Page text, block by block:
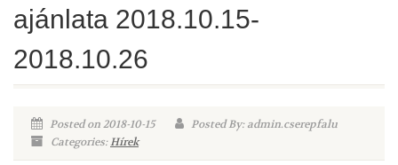
ajánlata 2018.10.15-
2018.10.26
Posted on 2018-10-15
Posted By: admin.cserepfalu
Categories:Hírek